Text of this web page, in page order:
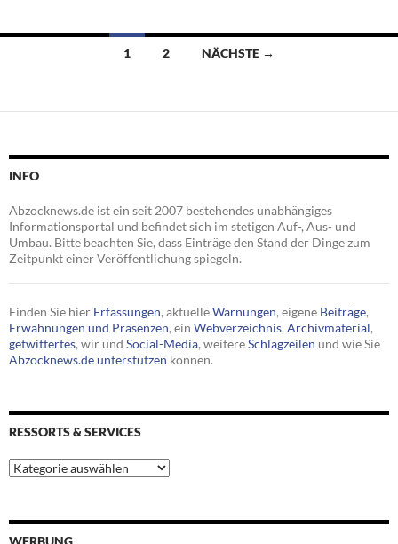
Beitragsnavigation
1 2 NÄCHSTE →
INFO
Abzocknews.de ist ein seit 2007 bestehendes unabhängiges
Informationsportal und befindet sich im stetigen Auf-, Aus- und
Umbau. Bitte beachten Sie, dass Einträge den Stand der Dinge zum
Zeitpunkt einer Veröffentlichung spiegeln.
Finden Sie hier Erfassungen, aktuelleWarnungen, eigene Beiträge,
Erwähnungen und Präsenzen, ein Webverzeichnis, Archivmaterial,
getwittertes, wir und Social-Media, weitereSchlagzeilen und wie Sie
Abzocknews.de unterstützen können.
RESSORTS & SERVICES
Ressorts
&